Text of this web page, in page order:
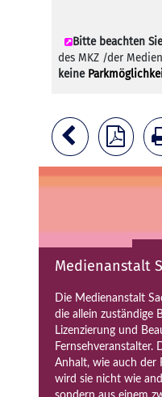
Bitte beachten
des MKZ /der
keine
Medienanstalt
Die Medienanstalt
die allein zuständige
Lizenzierung und
Fernsehveranstalter.
Anhalt, wie auch der
wird sie nicht wie